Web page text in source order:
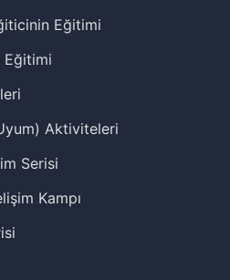
Eğitimi
Eğitimi
Aktiviteleri
Serisi
Kampı